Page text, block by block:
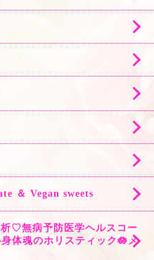
＆ Vegan sweets
♡無病予防医学ヘルスコー
体魂のホリスティック🪷メ